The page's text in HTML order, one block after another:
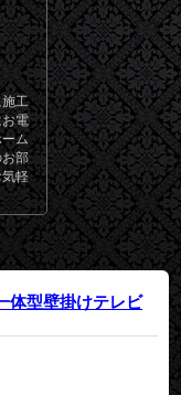
工
電
ム
部
軽
体型壁掛けテレビ